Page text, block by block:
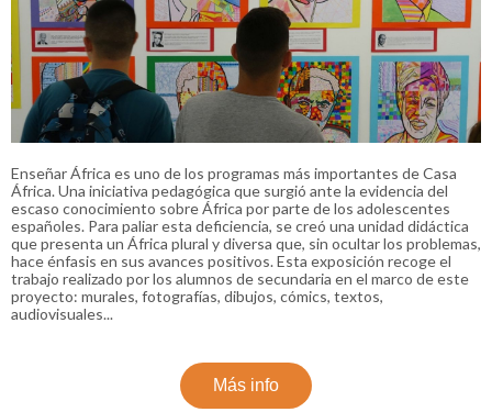
Enseñar África es uno de los programas más importantes de Casa
África. Una iniciativa pedagógica que surgió ante la evidencia del
escaso conocimiento sobre África por parte de los adolescentes
españoles. Para paliar esta deficiencia, se creó una unidad didáctica
que presenta un África plural y diversa que, sin ocultar los problemas,
hace énfasis en sus avances positivos. Esta exposición recoge el
trabajo realizado por los alumnos de secundaria en el marco de este
proyecto: murales, fotografías, dibujos, cómics, textos,
audiovisuales...
Más info